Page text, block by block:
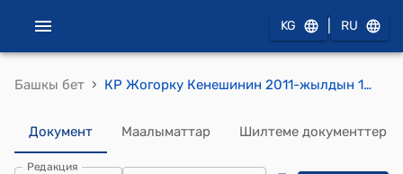
KG RU
Башкы бет › КР Жогорку Кенешинин 2011-жылдын 13-майындагы № 426-V "Кыргыз Республикасынын бийик тоолуу жана алыскы аймактарында жайгашкан калктуу конуштарда жашаган, табигый мүнөздөгү кырсыктардын натыйжасында жабыр тарткан, 2002-жылдан тартып жана андан кийинки мезгилде ссуда алышкан адамдарга алган жеңилдетилген узак мөөнөттүү ссудаларын кайтарып берүүсүнө жеңилдиктер берүү жөнүндө" Кыргыз Республикасынын Мыйзамына өзгөртүү киргизүү тууралуу" Кыргыз Республикасынын Мыйзамынын долбоорун биринчи окууда кабыл алуу жөнүндө" токтому
Документ Маалыматтар Шилтеме документтер
Редакция